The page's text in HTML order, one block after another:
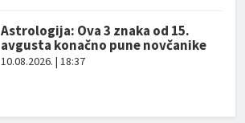
Astrologija: Ova 3 znaka od 15.
avgusta konačno pune novčanike
10.08.2026. | 18:37